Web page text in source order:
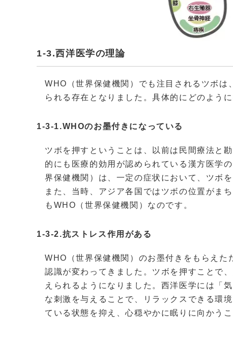
1-3.西洋医学の理論
WHO（世界保健機関）でも注目されるツボ
られる存在となりました。具体的にどのよう
1-3-1.WHOのお墨付きになっている
ツボを押すということは、以前は民間療法と
的にも医療的効用が認められている漢方医学
界保健機関）は、一定の症状において、ツボ
また、当時、アジア各国ではツボの位置がま
もWHO（世界保健機関）なのです。
1-3-2.抗ストレス作用がある
WHO（世界保健機関）のお墨付きをもらえ
認識が変わってきました。ツボを押すことで
えられるようになりました。西洋医学には「
な刺激を与えることで、リラックスできる環
ている状態を抑え、心穏やかに眠りに向かう